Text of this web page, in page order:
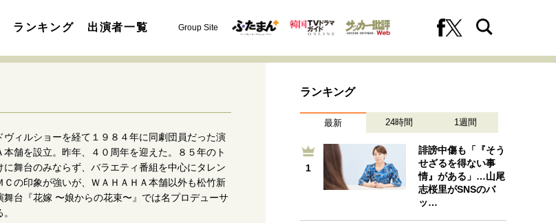
ランキング 出演者一覧 Group Site
決断の裏側 挫折からの再起 未知への挑戦
プロフェッショナルの矜持
人生が動いた日 10代の挫折と原点
ィルショーを経て１９８４年に同劇団員だった演
舗を設立。昨年、４０周年を迎えた。８５年のト
舞台のみならず、バラエティ番組を中心にタレン
の印象が強いが、ＷＡＨＡＨＡ本舗以外も松竹新
台『花嫁 〜娘からの花束〜』では名プロデューサ
ランキング
最新 24時間 1週間
1
誹謗中傷も「『そう
せざるを得ない事
情』がある」…山尾
志桜里がSNSのバ
ッ…